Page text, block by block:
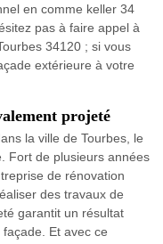
en comme keller 34
pas à faire appel à
34120 ; si vous
extérieure à votre
projeté
la ville de Tourbes, le
Fort de plusieurs années
de rénovation
des travaux de
garantit un résultat
Et avec ce